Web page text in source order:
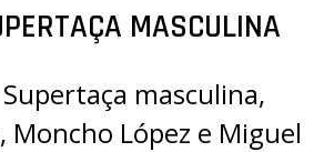
MASCULINA
masculina,
Moncho López e Miguel